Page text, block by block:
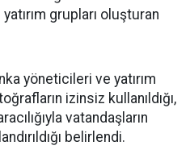
grupları oluşturan
yöneticileri ve yatırım
izinsiz kullanıldığı,
vatandaşların
belirlendi.